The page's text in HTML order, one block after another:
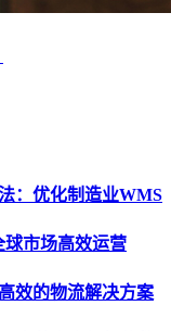
：优化制造业WMS
球市场高效运营
效的物流解决方案